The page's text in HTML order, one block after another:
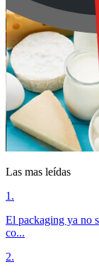
Las mas leídas
1 .
El packaging ya no
co...
2.